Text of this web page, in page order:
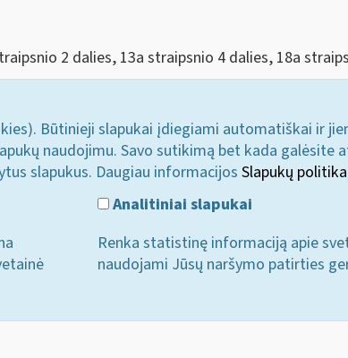
2 dalies, 13a straipsnio 4 dalies, 18a
Būtinieji slapukai įdiegiami automatiškai ir
naudojimu. Savo sutikimą bet kada galėsite
slapukus. Daugiau informacijos Slapukų politika
Analitiniai slapukai
Renka statistinę informaciją apie
naudojami Jūsų naršymo patirties